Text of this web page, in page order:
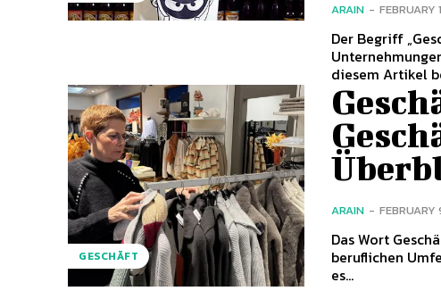
ARAIN - FEBRUARY
Der Begriff
diesem Artikel
GESCHÄFT
ARAIN -
Das Wort
beruflichen
es...